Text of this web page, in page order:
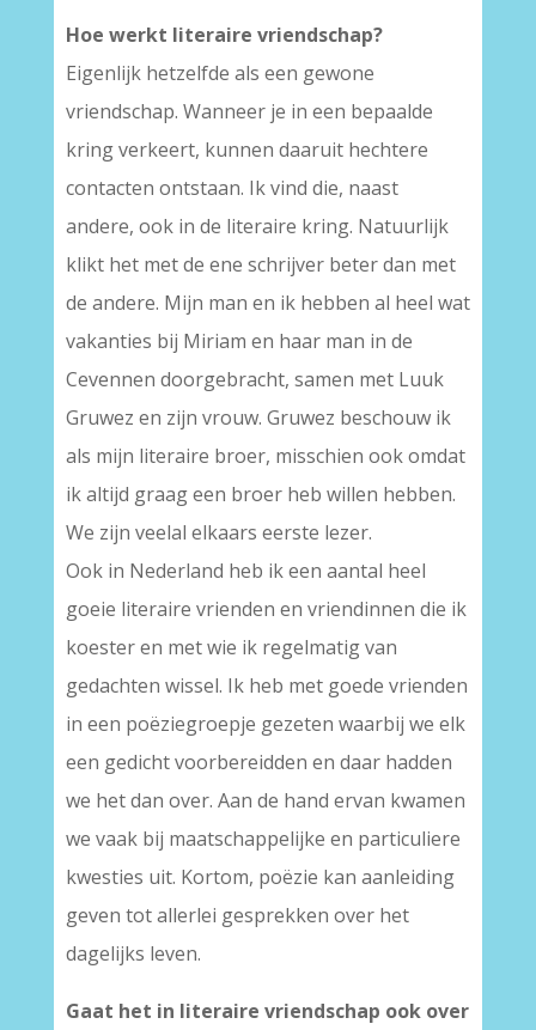
Hoe werkt literaire vriendschap?
Eigenlijk hetzelfde als een gewone
vriendschap. Wanneer je in een bepaalde
kring verkeert, kunnen daaruit hechtere
contacten ontstaan. Ik vind die, naast
andere, ook in de literaire kring. Natuurlijk
klikt het met de ene schrijver beter dan met
de andere. Mijn man en ik hebben al heel wat
vakanties bij Miriam en haar man in de
Cevennen doorgebracht, samen met Luuk
Gruwez en zijn vrouw. Gruwez beschouw ik
als mijn literaire broer, misschien ook omdat
ik altijd graag een broer heb willen hebben.
We zijn veelal elkaars eerste lezer.
Ook in Nederland heb ik een aantal heel
goeie literaire vrienden en vriendinnen die ik
koester en met wie ik regelmatig van
gedachten wissel. Ik heb met goede vrienden
in een poëziegroepje gezeten waarbij we elk
een gedicht voorbereidden en daar hadden
we het dan over. Aan de hand ervan kwamen
we vaak bij maatschappelijke en particuliere
kwesties uit. Kortom, poëzie kan aanleiding
geven tot allerlei gesprekken over het
dagelijks leven.
Gaat het in literaire vriendschap ook over